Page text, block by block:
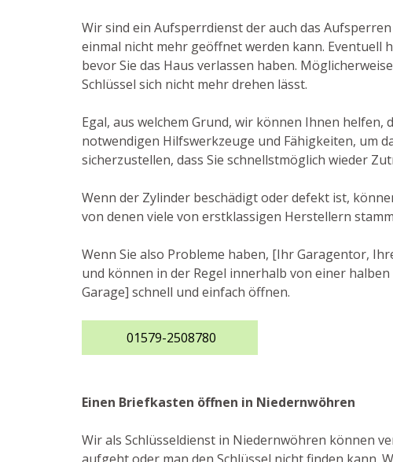
Wir sind ein Aufsperrdienst der auch das
einmal nicht mehr geöffnet werden kann. Eventuell
bevor Sie das Haus verlassen haben.
Schlüssel sich nicht mehr drehen lässt.
Egal, aus welchem Grund, wir können Ihnen
notwendigen Hilfswerkzeuge und Fähigkeiten, um
sicherzustellen, dass Sie schnellstmöglich wieder
Wenn der Zylinder beschädigt oder defekt ist,
von denen viele von erstklassigen Herstellern
Wenn Sie also Probleme haben, [Ihr Garagentor,
und können in der Regel innerhalb von einer
Garage] schnell und einfach öffnen.
01579-2508780
Einen Briefkasten öffnen in Niedernwöhren
Wir als Schlüsseldienst in Niedernwöhren können